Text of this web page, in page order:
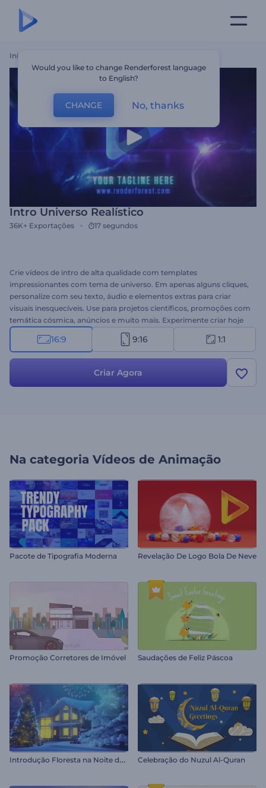
Início
Intro Universo Realístico
36K+ Exportações 17 segundos
Crie vídeos de intro de alta qualidade com templates
impressionantes com tema de universo. Em apenas alguns cliques,
personalize com seu texto, áudio e elementos extras para criar
visuais inesquecíveis. Use para projetos científicos, promoções com
temática cósmica, anúncios e muito mais. Experimente criar hoje
mesmo!
16:9 9:16 1:1
Criar Agora
Na categoria Vídeos de Animação
Pacote de Tipografia Moderna Revelação De Logo Bola De Neve
Promoção Corretores de Imóvel Saudações de Feliz Páscoa
I
ntrodução Floresta na Noite de Natal Celebração do Nuzul Al-Quran
Would you like to change Renderforest language
to English?
CHANGE No, thanks